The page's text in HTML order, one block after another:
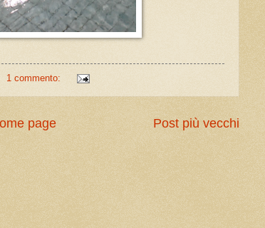
1 commento:
Post più vecchi
page